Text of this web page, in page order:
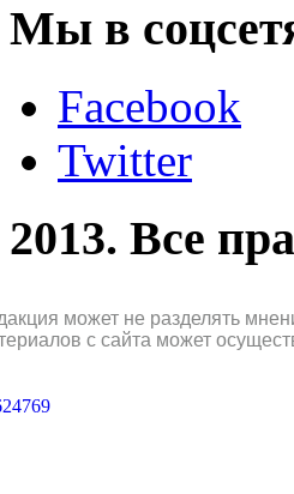
Мы в
Facebook
Twitter
2013. Все
может не разделять
с сайта может